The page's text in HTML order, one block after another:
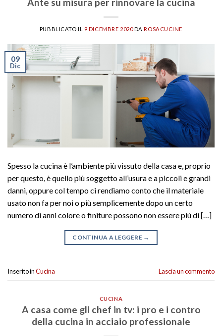
PUBBLICATO IL 9 DICEMBRE 2020DAROSACUCINE
09
Dic
Spesso la cucina è l’ambiente più vissuto della casa e, proprio
per questo, è quello più soggetto all’usura e a piccoli e grandi
danni, oppure col tempo ci rendiamo conto che il materiale
usato non fa per noi o più semplicemente dopo un certo
numero di anni colore o finiture possono non essere più di […]
CONTINUA A LEGGERE →
Inserito inCucina Lascia un commento
CUCINA
A casa come gli chef in tv: i pro e i contro
della cucina in acciaio professionale